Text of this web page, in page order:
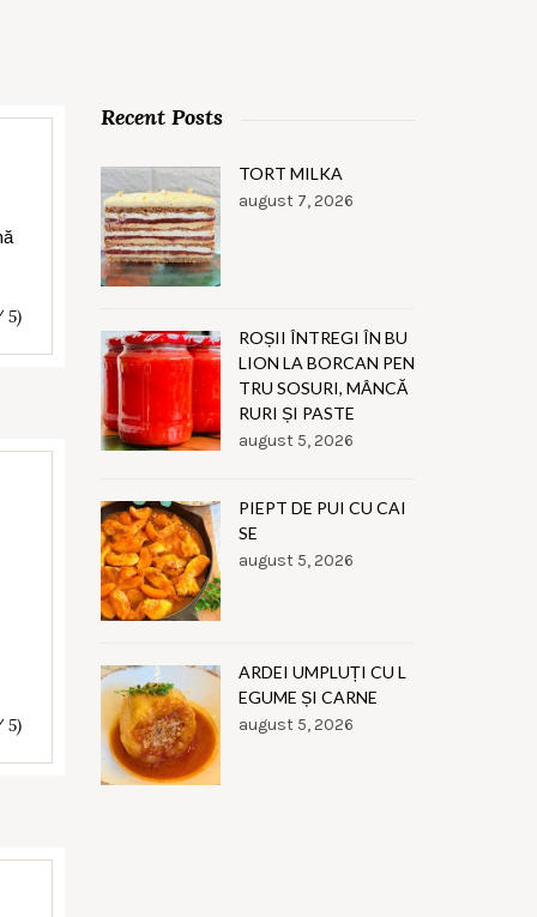
5)
5)
Recent Posts
TORT MILKA
august 7, 2026
ROȘII ÎNTREGI ÎN BU
LION LA BORCAN PEN
TRU SOSURI, MÂNCĂ
RURI ȘI PASTE
august 5, 2026
PIEPT DE PUI CU CAI
SE
august 5, 2026
ARDEI UMPLUȚI CU L
EGUME ȘI CARNE
august 5, 2026